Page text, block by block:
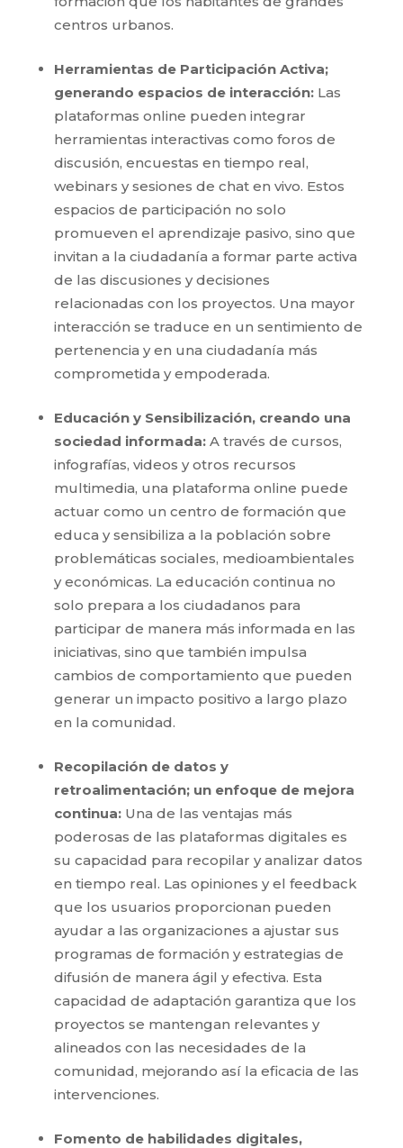
centros urbanos.
Herramientas de Participación Activa;
generando espacios de interacción: Las
plataformas online pueden integrar
herramientas interactivas como foros de
discusión, encuestas en tiempo real,
webinars y sesiones de chat en vivo. Estos
espacios de participación no solo
promueven el aprendizaje pasivo, sino que
invitan a la ciudadanía a formar parte activa
de las discusiones y decisiones
relacionadas con los proyectos. Una mayor
interacción se traduce en un sentimiento de
pertenencia y en una ciudadanía más
comprometida y empoderada.
Educación y Sensibilización, creando una
sociedad informada: A través de cursos,
infografías, videos y otros recursos
multimedia, una plataforma online puede
actuar como un centro de formación que
educa y sensibiliza a la población sobre
problemáticas sociales, medioambientales
y económicas. La educación continua no
solo prepara a los ciudadanos para
participar de manera más informada en las
iniciativas, sino que también impulsa
cambios de comportamiento que pueden
generar un impacto positivo a largo plazo
en la comunidad.
Recopilación de datos y
retroalimentación; un enfoque de mejora
continua: Una de las ventajas más
poderosas de las plataformas digitales es
su capacidad para recopilar y analizar datos
en tiempo real. Las opiniones y el feedback
que los usuarios proporcionan pueden
ayudar a las organizaciones a ajustar sus
programas de formación y estrategias de
difusión de manera ágil y efectiva. Esta
capacidad de adaptación garantiza que los
proyectos se mantengan relevantes y
alineados con las necesidades de la
comunidad, mejorando así la eficacia de las
intervenciones.
Fomento de habilidades digitales,